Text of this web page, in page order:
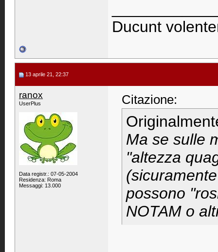
Ducunt
13 aprile 21, 22:37
ranox
UserPlus
Data registr.: 07-05-2004
Residenza: Roma
Messaggi: 13.000
Citazione:
Ma se sulle
"altezza
possono
NOTAM o